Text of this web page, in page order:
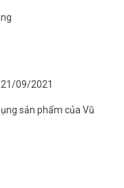
21/09/2021
sản phẩm của Vũ